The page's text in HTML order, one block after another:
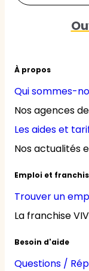
À propos
Qui sommes-
Nos agences
Les aides et
Nos actualités
Emploi et
Trouver un
La franchise
Besoin d'aide
Questions /